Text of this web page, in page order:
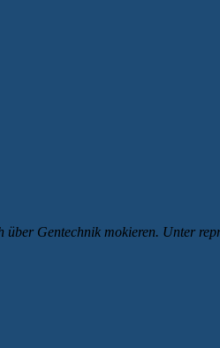
Gentechnik mokieren. Unter